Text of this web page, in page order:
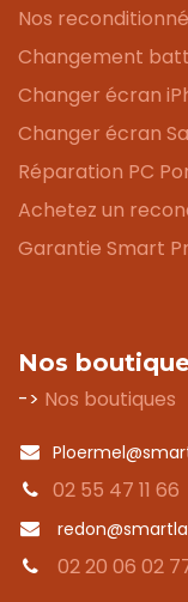
Nos
Changement
Changer écran
Changer écran
Réparation PC
Achetez un
Garantie Smart
Nos
-> Nos boutiques
02 55 47 11 66
02 20 06 02